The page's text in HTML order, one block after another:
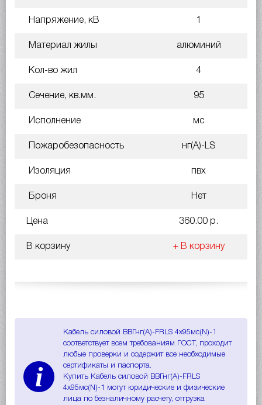
Напряжение, кВ 1
Материал жилы алюминий
Кол-во жил 4
Сечение, кв.мм. 95
Исполнение мс
Пожаробезопасность нг(A)-LS
Изоляция пвх
Броня Нет
Цена 360.00 р.
В корзину + В корзину
i
Кабель силовой ВВГнг(A)-FRLS 4х95мс(N)-1
соответствует всем требованиям ГОСТ, проходит
любые проверки и содержит все необходимые
сертификаты и паспорта.
Купить Кабель силовой ВВГнг(A)-FRLS
4х95мс(N)-1 могут юридические и физические
лица по безналичному расчету, отгрузка